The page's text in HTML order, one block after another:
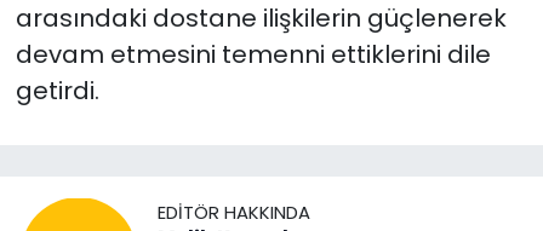
arasındaki dostane ilişkilerin güçlenerek
devam etmesini temenni ettiklerini dile
getirdi.
EDITÖR HAKKINDA